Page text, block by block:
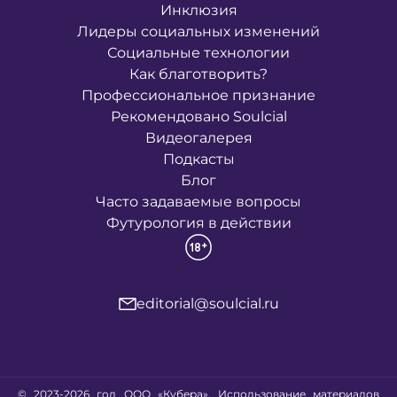
Инклюзия
Лидеры социальных изменений
Социальные технологии
Как благотворить?
Профессиональное признание
Рекомендовано Soulcial
Видеогалерея
Подкасты
Блог
Часто задаваемые вопросы
Футурология в действии
editorial@soulcial.ru
© 2023-2026 год ООО «Кубера». Использование материалов